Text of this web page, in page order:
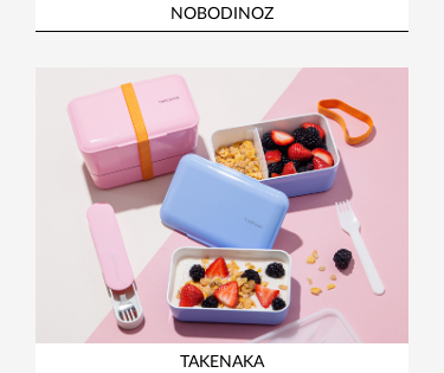
NOBODINOZ
TAKENAKA